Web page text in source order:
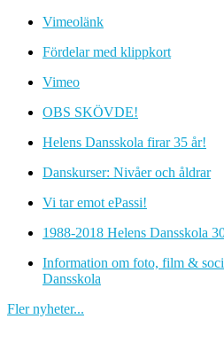
Vimeolänk
Fördelar med klippkort
Vimeo
OBS SKÖVDE!
Helens Dansskola firar 35 år!
Danskurser: Nivåer och åldrar
Vi tar emot ePassi!
1988-2018 Helens Dansskola
Information om foto, film &
Dansskola
Fler nyheter...